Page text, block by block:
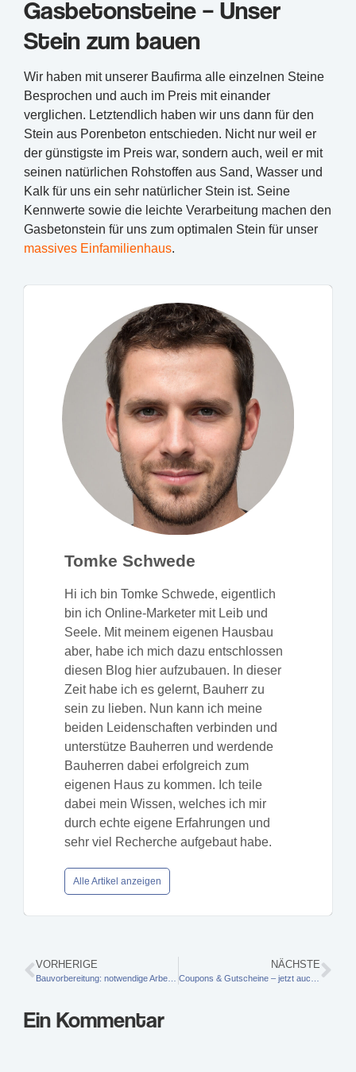
Gasbetonsteine – Unser
Stein zum bauen
Wir haben mit unserer Baufirma alle einzelnen Steine
Besprochen und auch im Preis mit einander
verglichen. Letztendlich haben wir uns dann für den
Stein aus Porenbeton entschieden. Nicht nur weil er
der günstigste im Preis war, sondern auch, weil er mit
seinen natürlichen Rohstoffen aus Sand, Wasser und
Kalk für uns ein sehr natürlicher Stein ist. Seine
Kennwerte sowie die leichte Verarbeitung machen den
Gasbetonstein für uns zum optimalen Stein für unser
massives Einfamilienhaus.
Tomke Schwede
Hi ich bin Tomke Schwede, eigentlich
bin ich Online-Marketer mit Leib und
Seele. Mit meinem eigenen Hausbau
aber, habe ich mich dazu entschlossen
diesen Blog hier aufzubauen. In dieser
Zeit habe ich es gelernt, Bauherr zu
sein zu lieben. Nun kann ich meine
beiden Leidenschaften verbinden und
unterstütze Bauherren und werdende
Bauherren dabei erfolgreich zum
eigenen Haus zu kommen. Ich teile
dabei mein Wissen, welches ich mir
durch echte eigene Erfahrungen und
sehr viel Recherche aufgebaut habe.
Alle Artikel anzeigen
VORHERIGE NÄCHSTE
Ein Kommentar